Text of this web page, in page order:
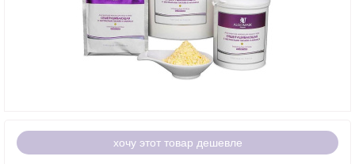
хочу этот товар дешевле